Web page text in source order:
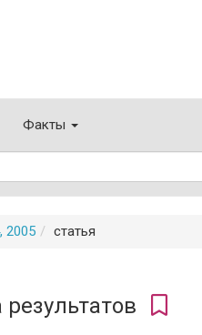
Факты
2005 статья